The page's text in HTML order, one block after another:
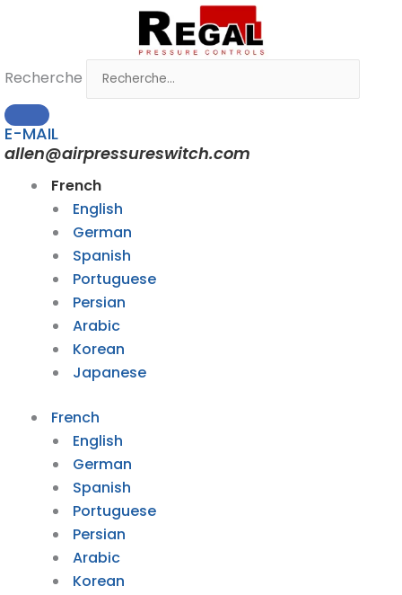
Recherche
E-MAIL
allen@airpressureswitch.com
French
English
German
Spanish
Portuguese
Persian
Arabic
Korean
Japanese
French
English
German
Spanish
Portuguese
Persian
Arabic
Korean